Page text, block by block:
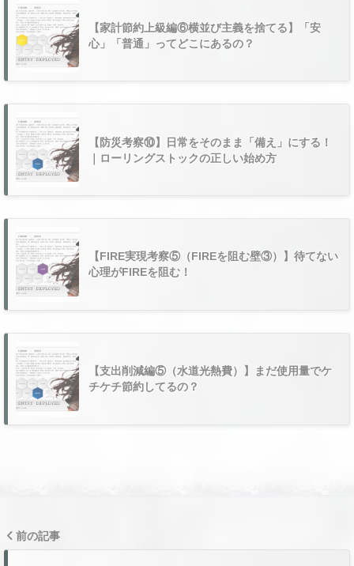
【家計節約上級編⑥横並び主義を捨てる】「安
心」「普通」ってどこにあるの？
【防災考察⑩】日常をそのまま「備え」にする！
｜ローリングストックの正しい始め方
【FIRE実現考察⑤（FIREを阻む壁③）】待てない
心理がFIREを阻む！
【支出削減編⑤（水道光熱費）】まだ使用量でケ
チケチ節約してるの？
前の記事